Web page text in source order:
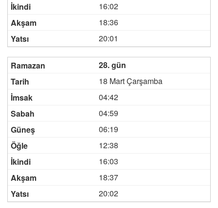
16:02
18:36
20:01
28. gün
18 Mart Çarşamba
04:42
04:59
06:19
12:38
16:03
18:37
20:02